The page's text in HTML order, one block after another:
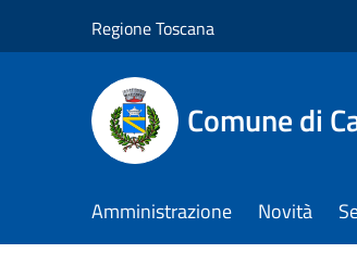
Regione Toscana
Comune di
Amministrazione Novità